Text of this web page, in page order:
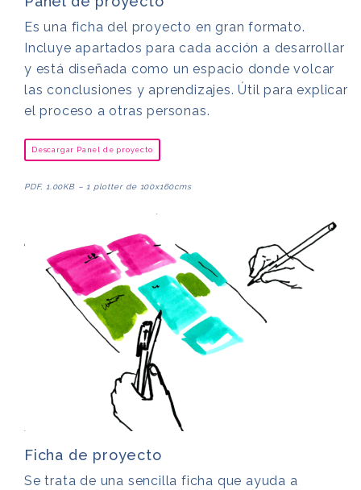
Es una ficha del proyecto en gran formato.
Incluye apartados para cada acción a desarrollar
y está diseñada como un espacio donde volcar
las conclusiones y aprendizajes. Útil para explicar
el proceso a otras personas.
Descargar Panel de proyecto
PDF, 1.00KB – 1 plotter de 100x160cms
Ficha de proyecto
Se trata de una sencilla ficha que ayuda a